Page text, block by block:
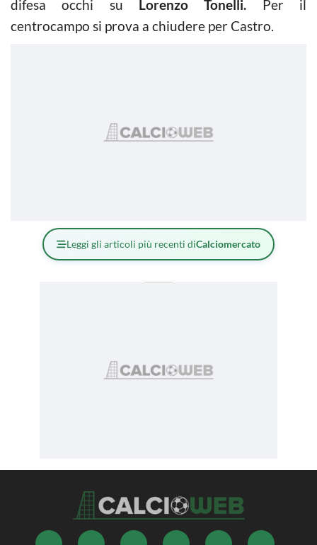
difesa occhi su Lorenzo Tonelli. Per il
centrocampo si prova a chiudere per Castro.
Leggi gli articoli più recenti diCalciomercato